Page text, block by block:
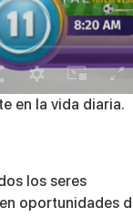
en la vida diaria.
los seres
oportunidades